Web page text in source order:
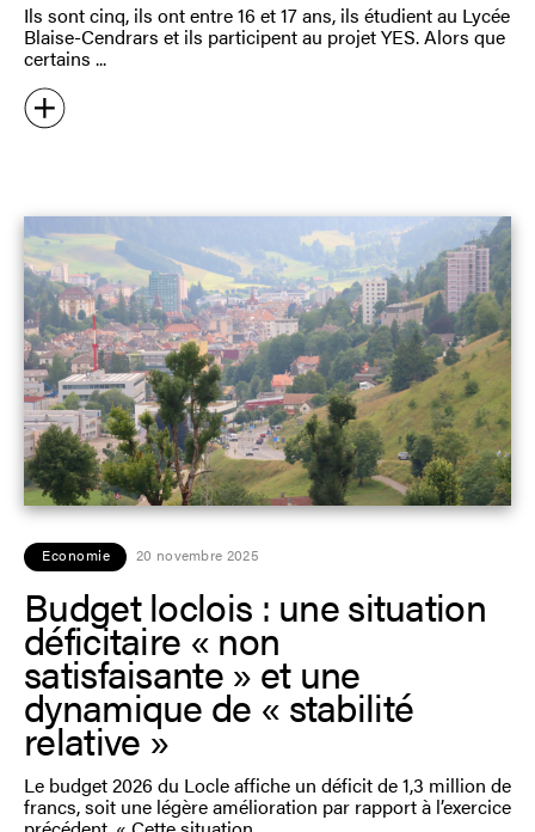
Ils sont cinq, ils ont entre 16 et 17 ans, ils étudient au Lycée
Blaise-Cendrars et ils participent au projet YES. Alors que
certains
Economie 20 novembre 2025
Budget loclois : une situation
déficitaire « non
satisfaisante » et une
dynamique de « stabilité
relative »
Le budget 2026 du Locle affiche un déficit de 1,3 million de
francs, soit une légère amélioration par rapport à l’exercice